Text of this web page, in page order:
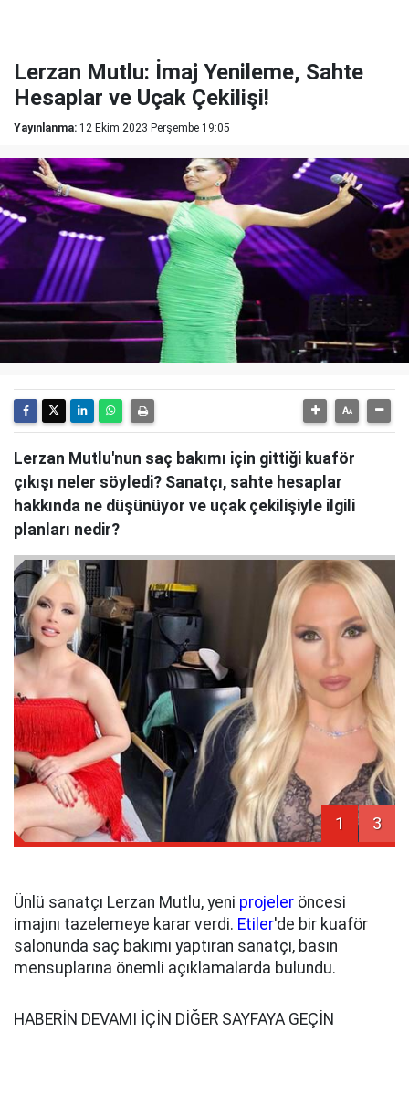
Lerzan Mutlu: İmaj Yenileme, Sahte
Hesaplar ve Uçak Çekilişi!
Yayınlanma: 12 Ekim 2023 Perşembe 19:05
Lerzan Mutlu'nun saç bakımı için gittiği kuaför
çıkışı neler söyledi? Sanatçı, sahte hesaplar
hakkında ne düşünüyor ve uçak çekilişiyle ilgili
planları nedir?
1 3
Ünlü sanatçı Lerzan Mutlu, yeni projeler öncesi
imajını tazelemeye karar verdi. Etiler'de bir kuaför
salonunda saç bakımı yaptıran sanatçı, basın
mensuplarına önemli açıklamalarda bulundu.
HABERİN DEVAMI İÇİN DİĞER SAYFAYA GEÇİN